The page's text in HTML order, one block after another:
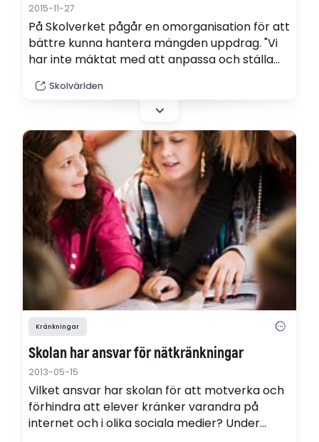
2015-11-27
På Skolverket pågår en omorganisation för att
bättre kunna hantera mängden uppdrag. "Vi
har inte mäktat med att anpassa och ställa
Skolverkets organisationsöversyn.
Skolvärlden
Kränkningar
Skolan har ansvar för nätkränkningar
2013-05-15
Vilket ansvar har skolan för att motverka och
förhindra att elever kränker varandra på
internet och i olika sociala medier? Under